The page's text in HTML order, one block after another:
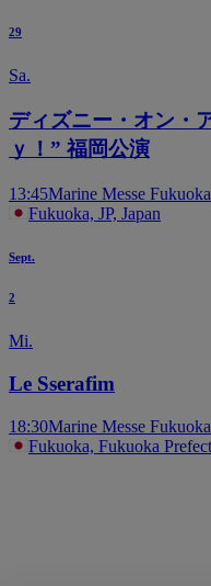
29
Sa.
ディズニー・オン・
ｙ！” 福岡公演
13:45Marine Messe Fukuoka
Fukuoka, JP, Japan
Sept.
2
Mi.
Le Sserafim
18:30Marine Messe
Fukuoka, Fukuoka